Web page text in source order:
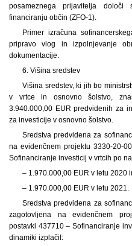
posameznega prijavitelja
financiranju občin (ZFO-1).
Primer izračuna
pripravo vlog in izpolnjevanje
dokumentacije.
6. Višina sredstev
Višina sredstev, ki jih bo
v vrtce in osnovno šolstvo,
3.940.000,00 EUR predvidenih za
za investicije v osnovno šolstvo.
Sredstva predvidena za
na evidenčnem projektu 3330-20-
Sofinanciranje investicij v vrtcih po
– 1.970.000,00 EUR v letu 2020
– 1.970.000,00 EUR v letu 2021.
Sredstva predvidena za
zagotovljena na evidenčnem
postavki 437710 – Sofinanciranje
dinamiki izplačil: